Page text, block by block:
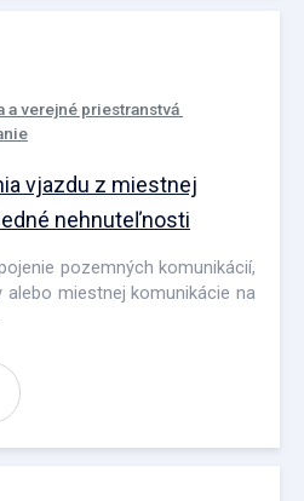
a verejné priestranstvá
vjazdu z miestnej
nehnuteľnosti
pozemných komunikácií,
alebo miestnej komunikácie na